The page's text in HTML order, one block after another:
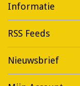
Informatie
RSS Feeds
Nieuwsbrief